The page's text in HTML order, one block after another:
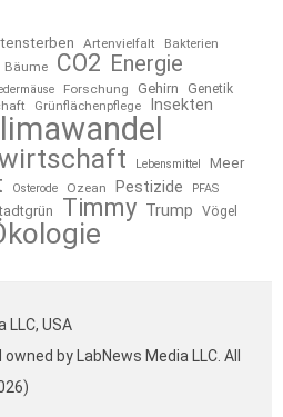
Artenvielfalt
Bakterien
Bäume CO2 Energie
Forschung Gehirn Genetik
Grünflächenpflege Insekten
Lebensmittel
Meer
Osterode Ozean Pestizide PFAS
Timmy Trump
Vögel
LLC, USA
by LabNews Media LLC. All